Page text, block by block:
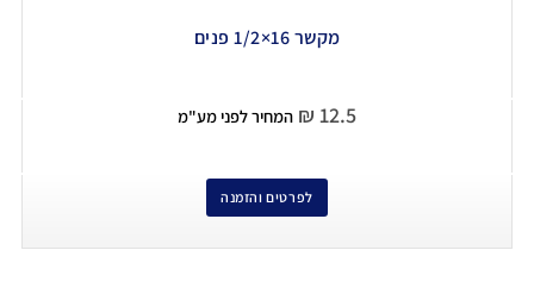
מקשר 16×1/2 פנים
₪ 12.5 המחיר לפני מע"מ
לפרטים והזמנה